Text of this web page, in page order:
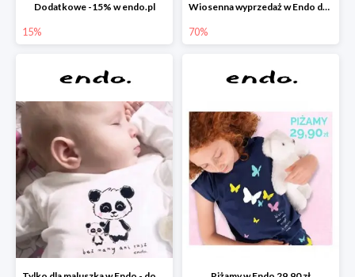
Dodatkowe -15% w endo.pl
15%
Wiosenna wyprzedaż w Endo do -70%
70%